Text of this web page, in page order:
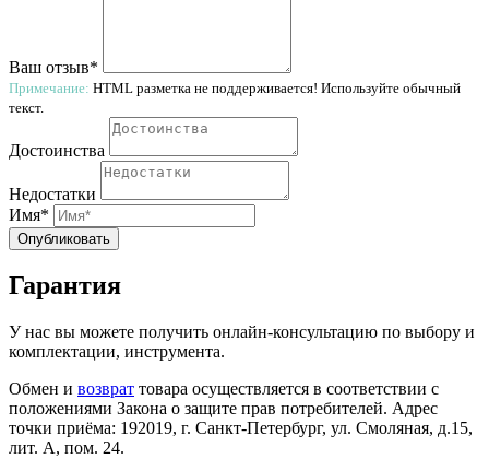
Ваш отзыв*
Примечание: HTML разметка не поддерживается! Используйте обычный
текст.
Достоинства
Недостатки
Имя*
Опубликовать
Гарантия
У нас вы можете получить онлайн-консультацию по выбору и
комплектации, инструмента.
Обмен и возврат товара осуществляется в соответствии с
положениями Закона о защите прав потребителей. Адрес
точки приёма: 192019, г. Санкт-Петербург, ул. Смоляная, д.15,
лит. А, пом. 24.